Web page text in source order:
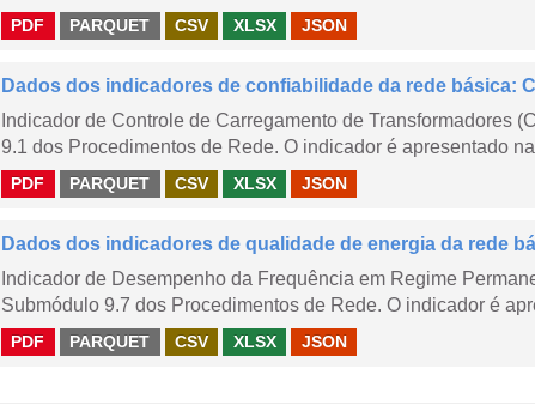
PDF PARQUET CSV XLSX JSON
Dados dos indicadores de confiabilidade da rede básica:
Indicador de Controle de Carregamento de Transformadores
9.1 dos Procedimentos de Rede. O indicador é apresentado
PDF PARQUET CSV XLSX JSON
Dados dos indicadores de qualidade de energia da rede
Indicador de Desempenho da Frequência em Regime
Submódulo 9.7 dos Procedimentos de Rede. O indicador é
PDF PARQUET CSV XLSX JSON